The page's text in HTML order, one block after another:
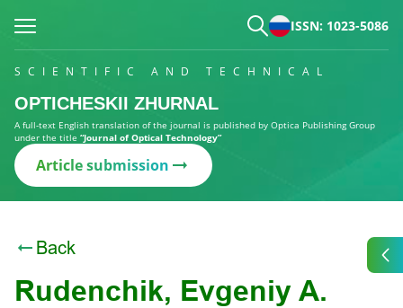
ISSN: 1023-5086
SCIENTIFIC AND TECHNICAL
OPTICHESKII ZHURNAL
A full-text English translation of the journal is published by Optica Publishing Group
under the title “Journal of Optical Technology”
Article submission
Back
Rudenchik, Evgeniy A.